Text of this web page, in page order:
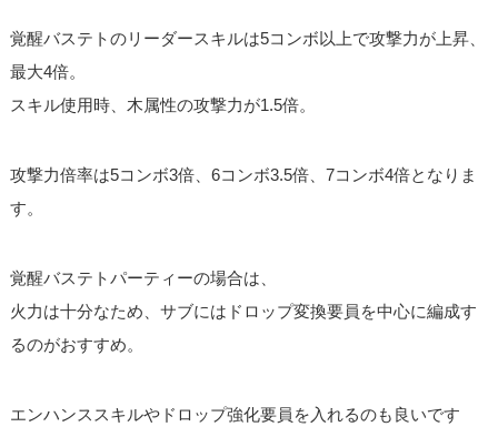
覚醒バステトのリーダースキルは5コンボ以上で攻撃力が上昇、
最大4倍。
スキル使用時、木属性の攻撃力が1.5倍。
攻撃力倍率は5コンボ3倍、6コンボ3.5倍、7コンボ4倍となりま
す。
覚醒バステトパーティーの場合は、
火力は十分なため、サブにはドロップ変換要員を中心に編成す
るのがおすすめ。
エンハンススキルやドロップ強化要員を入れるのも良いです